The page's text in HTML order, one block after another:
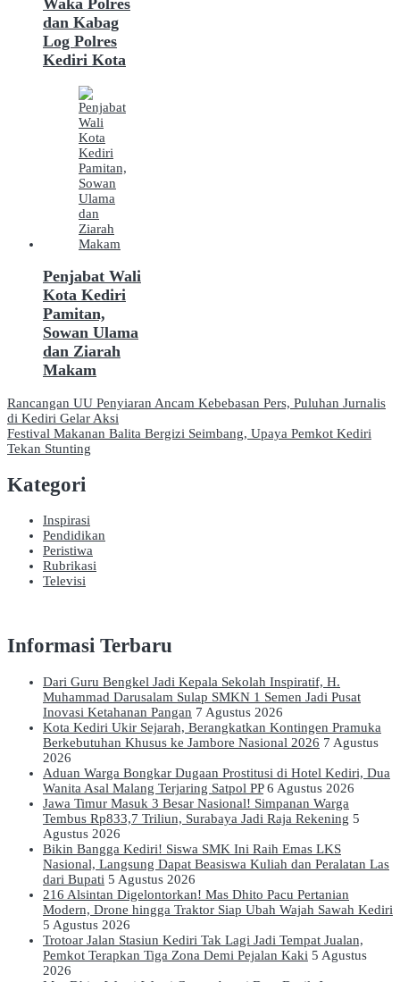
Waka Polres
dan Kabag
Log Polres
Kediri Kota
Penjabat Wali
Kota Kediri
Pamitan,
Sowan Ulama
dan Ziarah
Makam
Navigasi
pos
Rancangan UU Penyiaran Ancam Kebebasan Pers, Puluhan Jurnalis
di Kediri Gelar Aksi
Festival Makanan Balita Bergizi Seimbang, Upaya Pemkot Kediri
Tekan Stunting
Kategori
Inspirasi
Pendidikan
Peristiwa
Rubrikasi
Televisi
Informasi Terbaru
Dari Guru Bengkel Jadi Kepala Sekolah Inspiratif, H.
Muhammad Darusalam Sulap SMKN 1 Semen Jadi Pusat
Inovasi Ketahanan Pangan 7 Agustus 2026
Kota Kediri Ukir Sejarah, Berangkatkan Kontingen Pramuka
Berkebutuhan Khusus ke Jambore Nasional 2026 7 Agustus
2026
Aduan Warga Bongkar Dugaan Prostitusi di Hotel Kediri, Dua
Wanita Asal Malang Terjaring Satpol PP 6 Agustus 2026
Jawa Timur Masuk 3 Besar Nasional! Simpanan Warga
Tembus Rp833,7 Triliun, Surabaya Jadi Raja Rekening 5
Agustus 2026
Bikin Bangga Kediri! Siswa SMK Ini Raih Emas LKS
Nasional, Langsung Dapat Beasiswa Kuliah dan Peralatan Las
dari Bupati 5 Agustus 2026
216 Alsintan Digelontorkan! Mas Dhito Pacu Pertanian
Modern, Drone hingga Traktor Siap Ubah Wajah Sawah Kediri
5 Agustus 2026
Trotoar Jalan Stasiun Kediri Tak Lagi Jadi Tempat Jualan,
Pemkot Terapkan Tiga Zona Demi Pejalan Kaki 5 Agustus
2026